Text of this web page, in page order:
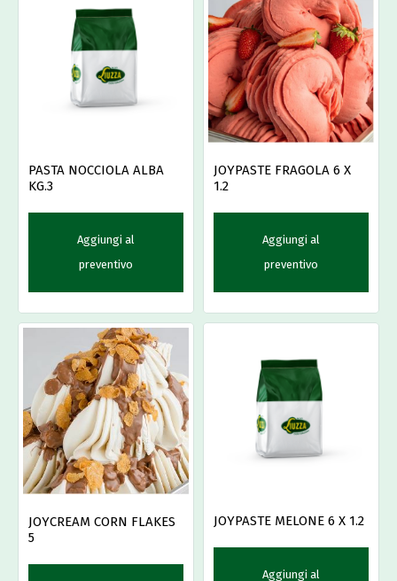
PASTA NOCCIOLA ALBA
KG.3
Aggiungi al
preventivo
JOYPASTE FRAGOLA 6 X
1.2
Aggiungi al
preventivo
JOYCREAM CORN FLAKES
5
JOYPASTE MELONE 6 X 1.2
Aggiungi al